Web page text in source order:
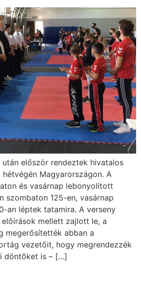
után először rendeztek hivatalos
Magyarországon. A
és vasárnap lebonyolított
szombaton 125-en, vasárnap
an léptek tatamira. A verseny
mellett zajlott le, a
megerősítették abban a
vezetőit, hogy megrendezzék
döntőket is – […]